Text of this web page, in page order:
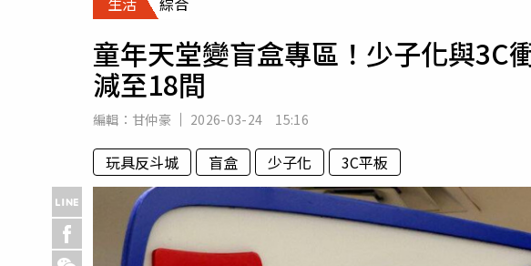
專欄
童年天堂變盲盒專區！少子化與
減至18間
編輯： 甘仲豪 2026-03-24 15:16
玩具反斗城 盲盒 少子化 3C平板